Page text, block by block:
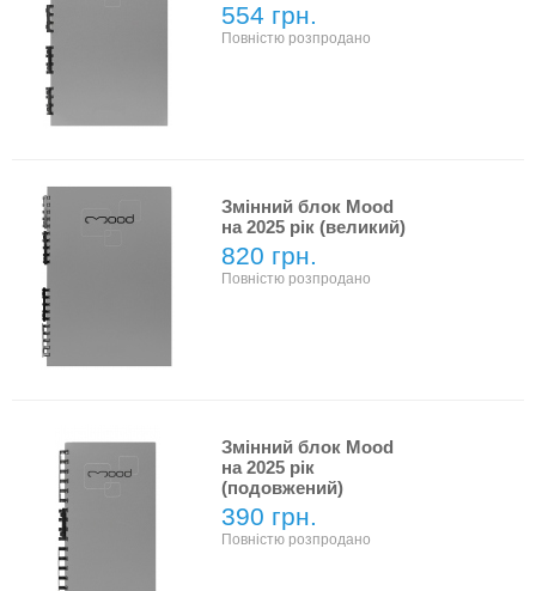
554 грн.
Повністю розпродано
Змінний блок Mood
на 2025 рік (великий)
820 грн.
Повністю розпродано
Змінний блок Mood
на 2025 рік
(подовжений)
390 грн.
Повністю розпродано